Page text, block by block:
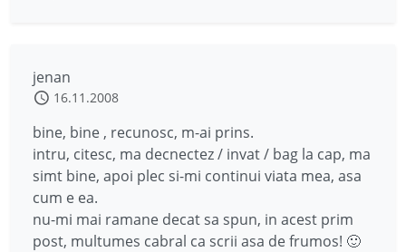
jenan
16.11.2008
bine, bine , recunosc, m-ai prins.
intru, citesc, ma decnectez / invat / bag la cap, ma
simt bine, apoi plec si-mi continui viata mea, asa
cum e ea.
nu-mi mai ramane decat sa spun, in acest prim
post, multumes cabral ca scrii asa de frumos! 🙂